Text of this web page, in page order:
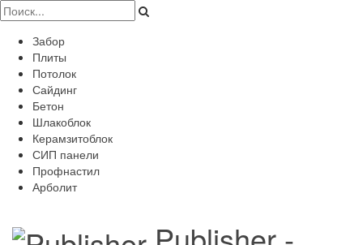
Забор
Плиты
Потолок
Сайдинг
Бетон
Шлакоблок
Керамзитоблок
СИП панели
Профнастил
Арболит